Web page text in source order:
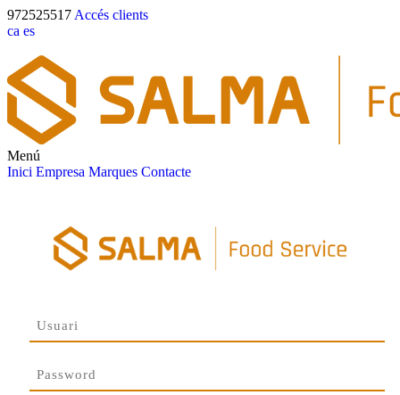
972525517 Accés clients
ca es
Menú
Inici Empresa Marques Contacte